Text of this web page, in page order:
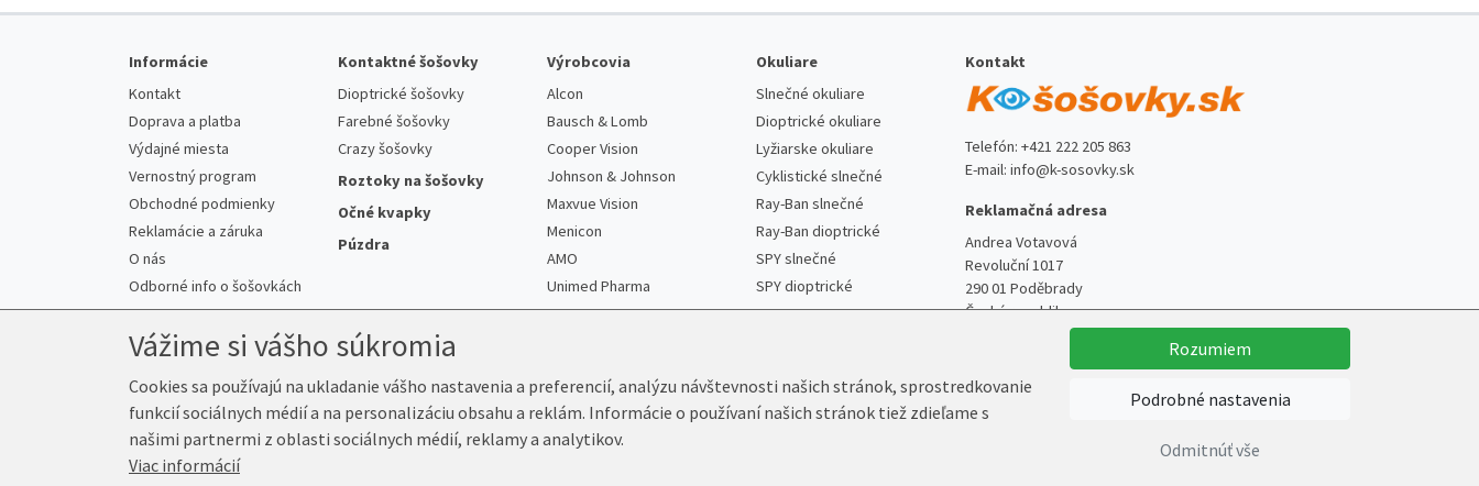
Informácie
Kontakt
Doprava a platba
Výdajné miesta
Vernostný program
Obchodné podmienky
Reklamácie a záruka
O nás
Odborné info o šošovkách
Kontaktné šošovky
Dioptrické šošovky
Farebné šošovky
Crazy šošovky
Roztoky na šošovky
Očné kvapky
Púzdra
Výrobcovia
Alcon
Bausch & Lomb
Cooper Vision
Johnson & Johnson
Maxvue Vision
Menicon
AMO
Unimed Pharma
Okuliare
Slnečné okuliare
Dioptrické okuliare
Lyžiarske okuliare
Cyklistické slnečné
Ray-Ban slnečné
Ray-Ban dioptrické
SPY slnečné
SPY dioptrické
Kontakt
Telefón: +421 222 205 863
E-mail: info@k-sosovky.sk
Reklamačná adresa
Andrea Votavová
Revoluční 1017
290 01 Poděbrady
Česká republika
© 2026 K-Šošovky.sk
Vážime si vášho súkromia
Cookies sa používajú na ukladanie vášho nastavenia a preferencií, analýzu návštevnosti našich stránok, sprostredkovanie
funkcií sociálnych médií a na personalizáciu obsahu a reklám. Informácie o používaní našich stránok tiež zdieľame s
našimi partnermi z oblasti sociálnych médií, reklamy a analytikov.
Viac informácií
Rozumiem
Podrobné nastavenia
Odmitnúť vše